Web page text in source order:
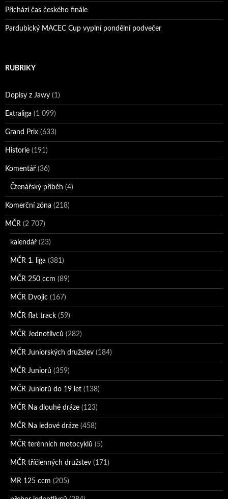
Přichází čas českého finále
Pardubický MACEC Cup vyplní pondělní podvečer
RUBRIKY
Dopisy z Jawy (1)
Extraliga (1 099)
Grand Prix (633)
Historie (191)
Komentář (36)
Čtenářský příběh (4)
Komerční zóna (218)
MČR (2 707)
kalendář (23)
MČR 1. liga (381)
MČR 250 ccm (89)
MČR Dvojic (167)
MČR flat track (59)
MČR Jednotlivců (282)
MČR Juniorských družstev (184)
MČR Juniorů (359)
MČR Juniorů do 19 let (138)
MČR Na dlouhé dráze (123)
MČR Na ledové dráze (458)
MČR terénních motocyklů (5)
MČR tříčlenných družstev (171)
MR 125 ccm (205)